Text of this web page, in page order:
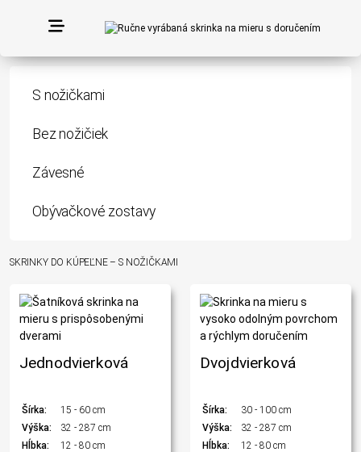
S nožičkami
Bez nožičiek
Závesné
Obývačkové zostavy
SKRINKY DO KÚPEĽNE – S NOŽIČKAMI
Jednodvierková
Šírka:
15 - 60 cm
Výška:
32 - 287 cm
Hĺbka:
12 - 80 cm
Dvojdvierková
Šírka:
30 - 100 cm
Výška:
32 - 287 cm
Hĺbka:
12 - 80 cm